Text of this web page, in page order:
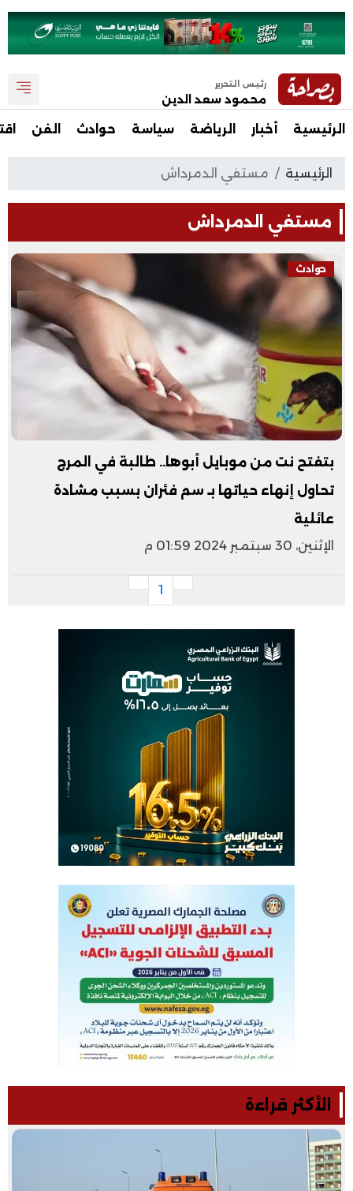
رئيس التحرير
محمود سعد الدين
الرئيسية أخبار الرياضة سياسة حوادث الفن
الرئيسية مستفي الدمرداش
مستفي الدمرداش
حوادث
بتفتح نت من موبايل أبوها.. طالبة في المرج
تحاول إنهاء حياتها بـ سم فئران بسبب مشادة
عائلية
الإثنين، 30 سبتمبر 2024 01:59 م
1
الأكثر قراءة